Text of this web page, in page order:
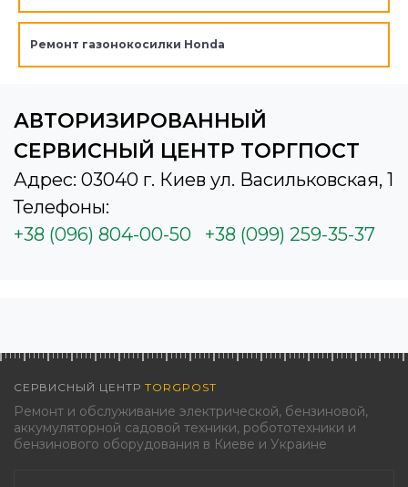
Ремонт газонокосилки Honda
АВТОРИЗИРОВАННЫЙ
СЕРВИСНЫЙ ЦЕНТР ТОРГПОСТ
Адрес: 03040 г. Киев ул. Васильковская, 1
Телефоны:
+38 (096) 804-00-50
+38 (099) 259-35-37
СЕРВИСНЫЙ ЦЕНТР TORGPOST
Ремонт и обслуживание электрической, бензиновой,
аккумуляторной садовой техники, робототехники и
бензинового оборудования в Киеве и Украине